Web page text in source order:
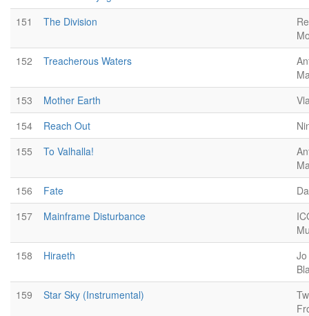
151
The Division
152
Treacherous Waters
153
Mother Earth
154
Reach Out
155
To Valhalla!
156
Fate
157
Mainframe Disturbance
158
Hiraeth
Jo
159
Star Sky (Instrumental)